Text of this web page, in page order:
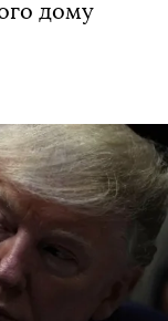
дому